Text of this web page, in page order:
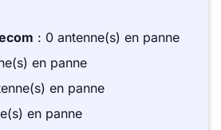
: 0 antenne(s) en panne
en panne
en panne
en panne